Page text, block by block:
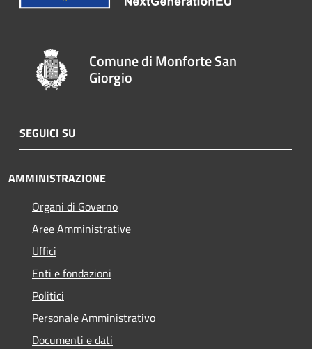
Comune di Monforte San
Giorgio
SEGUICI SU
AMMINISTRAZIONE
Organi di Governo
Aree Amministrative
Uffici
Enti e fondazioni
Politici
Personale Amministrativo
Documenti e dati